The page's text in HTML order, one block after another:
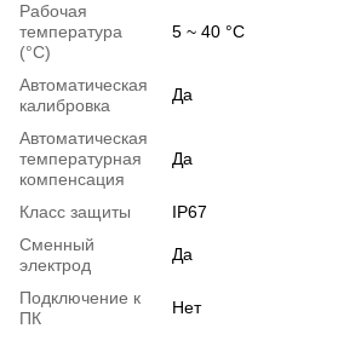
Рабочая
температура
(°C)
5 ~ 40 °C
Автоматическая
калибровка
Да
Автоматическая
температурная
компенсация
Да
Класс защиты
IP67
Сменный
электрод
Да
Подключение к
ПК
Нет